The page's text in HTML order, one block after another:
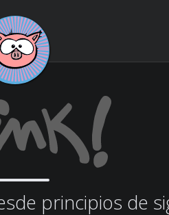
principios de